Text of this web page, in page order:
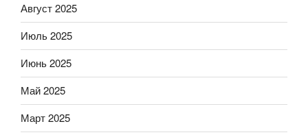
Август 2025
Июль 2025
Июнь 2025
Май 2025
Март 2025